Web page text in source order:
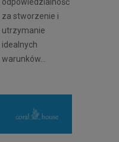
odpowiedzialność
za stworzenie i
utrzymanie
idealnych
warunków...